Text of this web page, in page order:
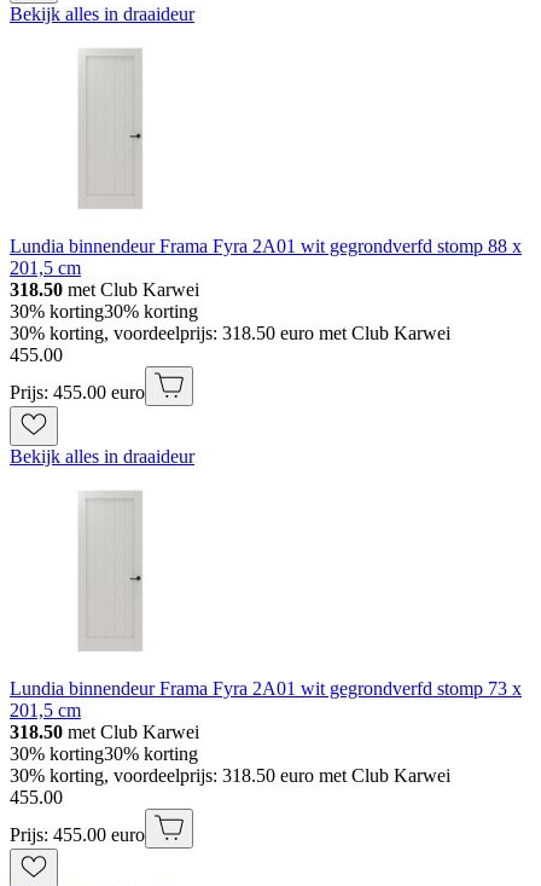
Bekijk alles in draaideur
Lundia binnendeur Frama Fyra 2A01 wit gegrondverfd stomp 88 x
201,5 cm
318.50 met Club Karwei
30% korting30% korting
30% korting, voordeelprijs: 318.50 euro met Club Karwei
455.00
Prijs: 455.00 euro
Bekijk alles in draaideur
Lundia binnendeur Frama Fyra 2A01 wit gegrondverfd stomp 73 x
201,5 cm
318.50 met Club Karwei
30% korting30% korting
30% korting, voordeelprijs: 318.50 euro met Club Karwei
455.00
Prijs: 455.00 euro